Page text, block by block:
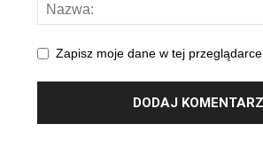
Zapisz moje dane w tej przeglądarce.